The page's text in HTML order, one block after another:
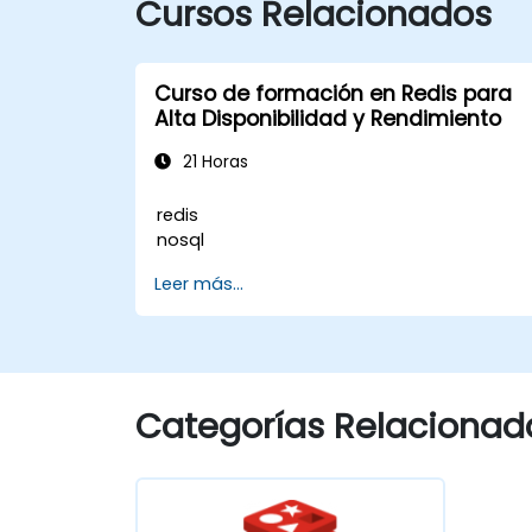
Cursos Relacionados
Curso de formación en Redis para
Alta Disponibilidad y Rendimiento
21 Horas
redis
nosql
Leer más...
Categorías